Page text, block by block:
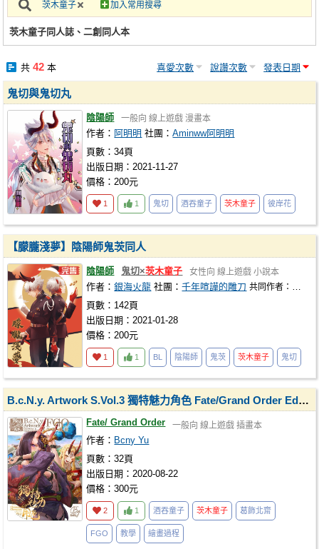
註冊會員
茨木童子 加入常用搜尋
茨木童子同人誌、二創同人本
共 42本 喜愛次數 說讚次數 發表日期
鬼切與鬼切丸
陰陽師 一般向 線上遊戲 漫畫本
作者： 阿明明 社團：Aminww阿明明
頁數：34頁
出版日期：2021-11-27
價格：200元
1 1 鬼切 酒吞童子 茨木童子 彼岸花
【朦朧淺夢】陰陽師鬼茨同人
陰陽師 鬼切×茨木童子 女性向 線上遊戲 小說本
作者：銀海火龍 社團：千年喧譁的雕刀 共同作者： 少年白
頁數：142頁
出版日期：2021-01-28
價格：200元
1 1 BL 陰陽師 鬼茨 茨木童子 鬼切
B.c.N.y. Artwork S.Vol.3 獨特魅力角色 Fate/Grand Order Edition
Fate/ Grand Order 一般向 線上遊戲 插畫本
作者： Bcny Yu
頁數：32頁
出版日期：2020-08-22
價格：300元
2 1 酒吞童子 茨木童子 葛飾北齋
FGO 教學 繪畫過程